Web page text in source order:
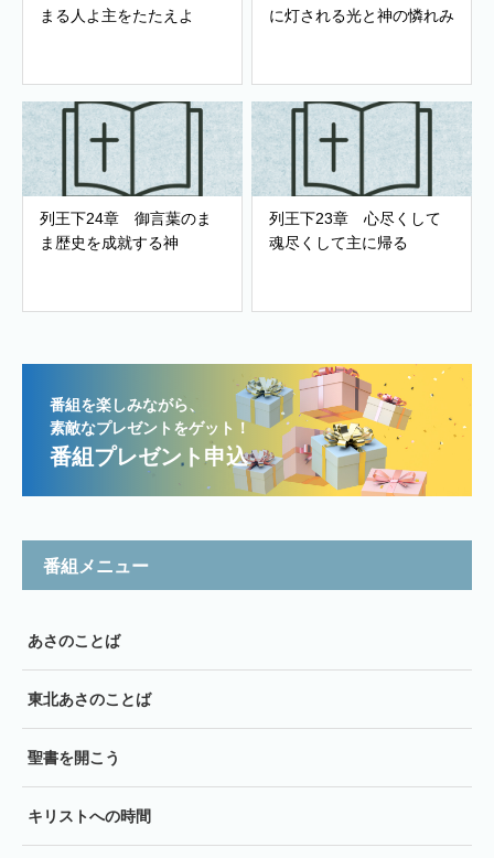
まる人よ主をたたえよ に灯される光と神の憐れみ
列王下24章 御言葉のま
ま歴史を成就する神
列王下23章 心尽くして
魂尽くして主に帰る
番組を楽しみながら、
素敵なプレゼントをゲット！
番組プレゼント申込
番組メニュー
あさのことば
東北あさのことば
聖書を開こう
キリストへの時間